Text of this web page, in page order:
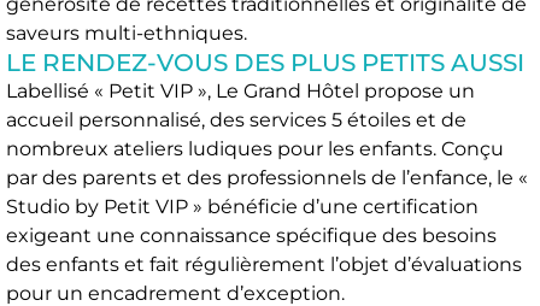
saveurs multi-ethniques.
LE RENDEZ-VOUS DES PLUS PETITS AUSSI
Labellisé « Petit VIP », Le Grand Hôtel propose un
accueil personnalisé, des services 5 étoiles et de
nombreux ateliers ludiques pour les enfants. Conçu
par des parents et des professionnels de l’enfance, le «
Studio by Petit VIP » bénéficie d’une certification
exigeant une connaissance spécifique des besoins
des enfants et fait régulièrement l’objet d’évaluations
pour un encadrement d’exception.